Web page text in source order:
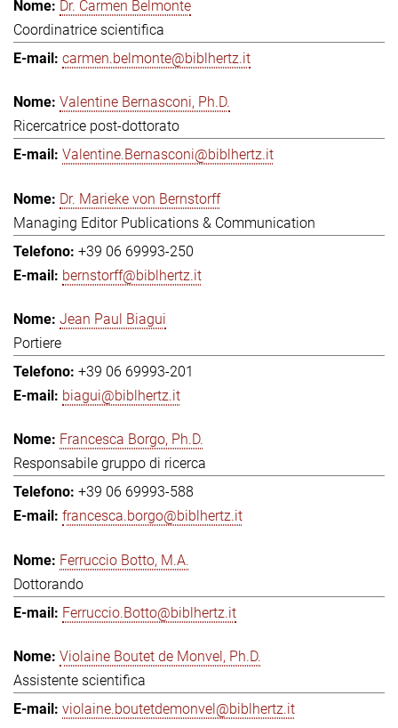
Dr. Carmen Belmonte
Coordinatrice scientifica
carmen.belmonte@biblhertz.it
Valentine Bernasconi, Ph.D.
Ricercatrice post-dottorato
Valentine.Bernasconi@biblhertz.it
Dr. Marieke von Bernstorff
Managing Editor Publications & Communication
+39 06 69993-250
bernstorff@biblhertz.it
Jean Paul Biagui
Portiere
+39 06 69993-201
biagui@biblhertz.it
Francesca Borgo, Ph.D.
Responsabile gruppo di ricerca
+39 06 69993-588
francesca.borgo@biblhertz.it
Ferruccio Botto, M.A.
Dottorando
Ferruccio.Botto@biblhertz.it
Violaine Boutet de Monvel, Ph.D.
Assistente scientifica
violaine.boutetdemonvel@biblhertz.it